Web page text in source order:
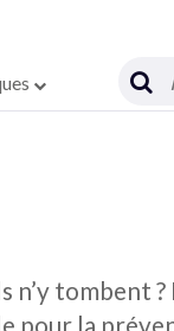
n’y tombent ?
pour la